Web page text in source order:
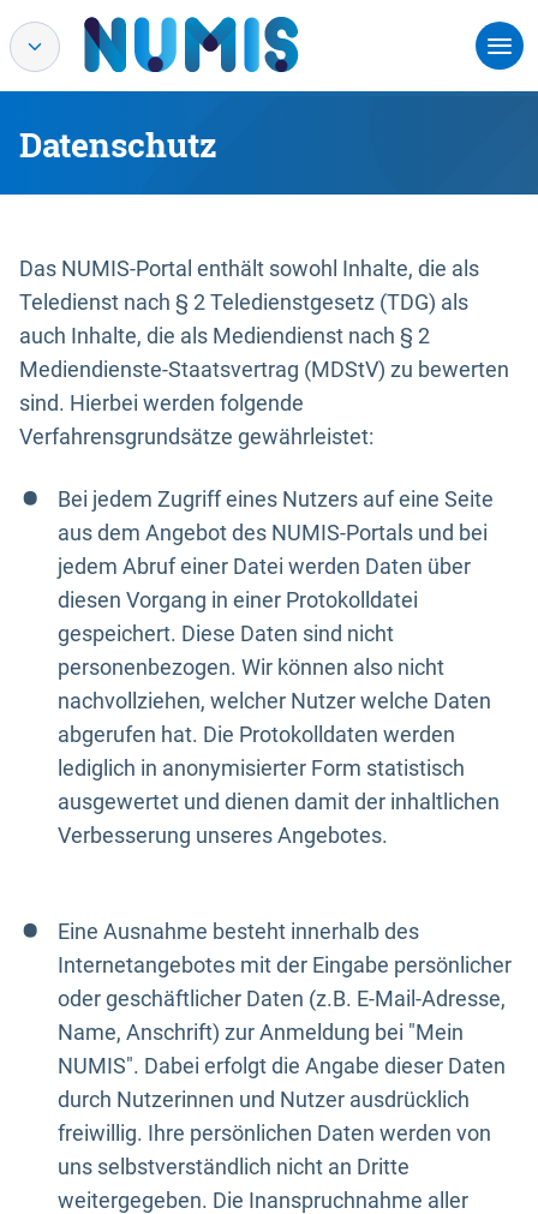
Datenschutz
Das NUMIS-Portal enthält sowohl Inhalte, die als
Teledienst nach § 2 Teledienstgesetz (TDG) als
auch Inhalte, die als Mediendienst nach § 2
Mediendienste-Staatsvertrag (MDStV) zu bewerten
sind. Hierbei werden folgende
Verfahrensgrundsätze gewährleistet:
Bei jedem Zugriff eines Nutzers auf eine Seite
aus dem Angebot des NUMIS-Portals und bei
jedem Abruf einer Datei werden Daten über
diesen Vorgang in einer Protokolldatei
gespeichert. Diese Daten sind nicht
personenbezogen. Wir können also nicht
nachvollziehen, welcher Nutzer welche Daten
abgerufen hat. Die Protokolldaten werden
lediglich in anonymisierter Form statistisch
ausgewertet und dienen damit der inhaltlichen
Verbesserung unseres Angebotes.
Eine Ausnahme besteht innerhalb des
Internetangebotes mit der Eingabe persönlicher
oder geschäftlicher Daten (z.B. E-Mail-Adresse,
Name, Anschrift) zur Anmeldung bei "Mein
NUMIS". Dabei erfolgt die Angabe dieser Daten
durch Nutzerinnen und Nutzer ausdrücklich
freiwillig. Ihre persönlichen Daten werden von
uns selbstverständlich nicht an Dritte
weitergegeben. Die Inanspruchnahme aller